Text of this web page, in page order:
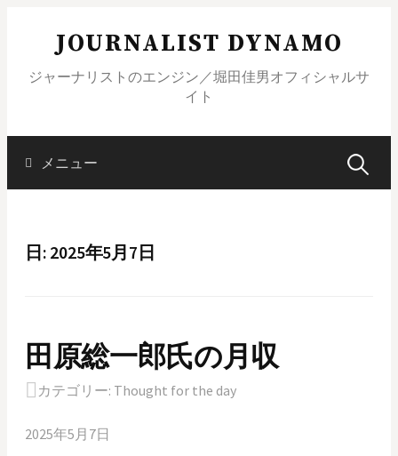
ッ
JOURNALIST DYNAMO
ジャーナリストのエンジン／堀田佳男オフィシャルサ
イト
メニュー 検
日: 2025年5月7日
田原総一郎氏の月収
カテゴリー: Thought for the day
2025年5月7日